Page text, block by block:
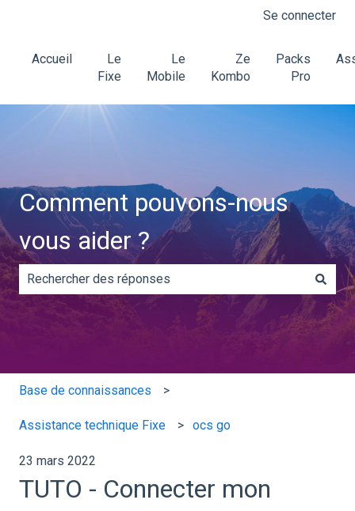
Se connecter
Accueil
Le
Fixe
Le
Mobile
Ze
Kombo
Packs
Pro
Comment pouvons-nous
vous aider ?
Il n'y a aucune suggestion car le champ de recherche
Base de connaissances
Assistance technique Fixe ocs go
23 mars 2022
TUTO - Connecter mon